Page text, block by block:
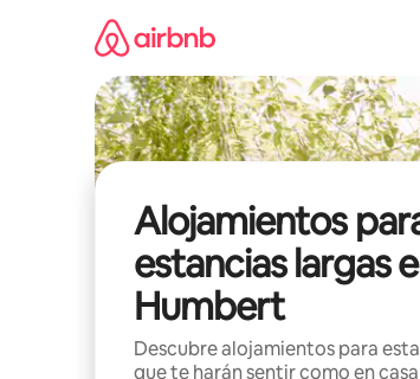
Alojamientos
estancias largas
Humbert
Descubre alojamientos para
que te harán sentir como en